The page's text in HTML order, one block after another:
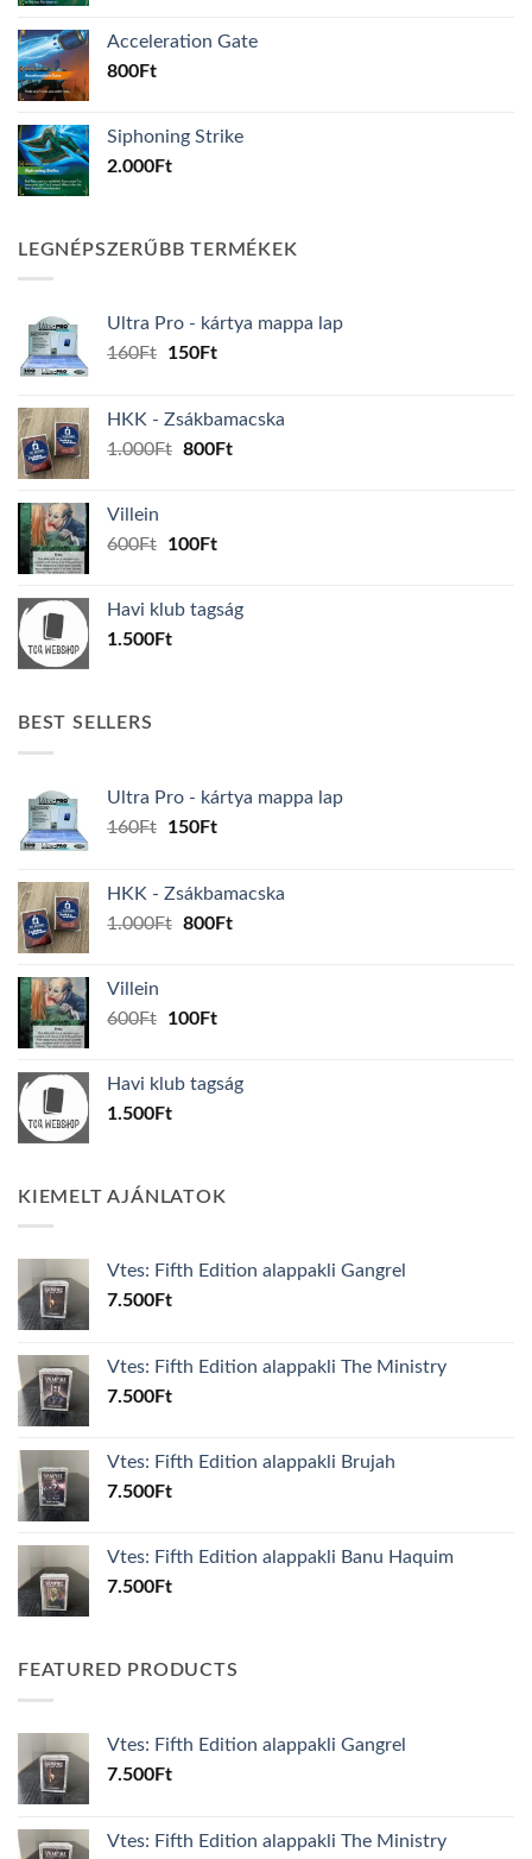
Acceleration Gate
800Ft
Siphoning Strike
2.000Ft
LEGNÉPSZERŰBB TERMÉKEK
Ultra Pro - kártya mappa lap
160Ft
Original
160Ft.
150FtCurrent
150Ft.
HKK - Zsákbamacska
1.000Ft Original
800FtCurrent
Villein
600Ft
Original
600Ft.
100FtCurrent
100Ft.
Havi klub tagság
1.500Ft
BEST SELLERS
Ultra Pro - kártya mappa lap
160Ft
Original
160Ft.
150FtCurrent
150Ft.
HKK - Zsákbamacska
1.000Ft Original
800FtCurrent
Villein
600Ft
Original
600Ft.
100FtCurrent
100Ft.
Havi klub tagság
1.500Ft
KIEMELT AJÁNLATOK
Vtes: Fifth Edition alappakli Gangrel
7.500Ft
Vtes: Fifth Edition alappakli The Ministry
7.500Ft
Vtes: Fifth Edition alappakli Brujah
7.500Ft
Vtes: Fifth Edition alappakli Banu Haquim
7.500Ft
FEATURED PRODUCTS
Vtes: Fifth Edition alappakli Gangrel
7.500Ft
Vtes: Fifth Edition alappakli The Ministry